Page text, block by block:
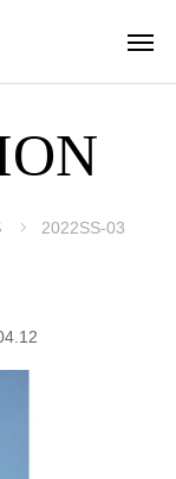
2022SS-03